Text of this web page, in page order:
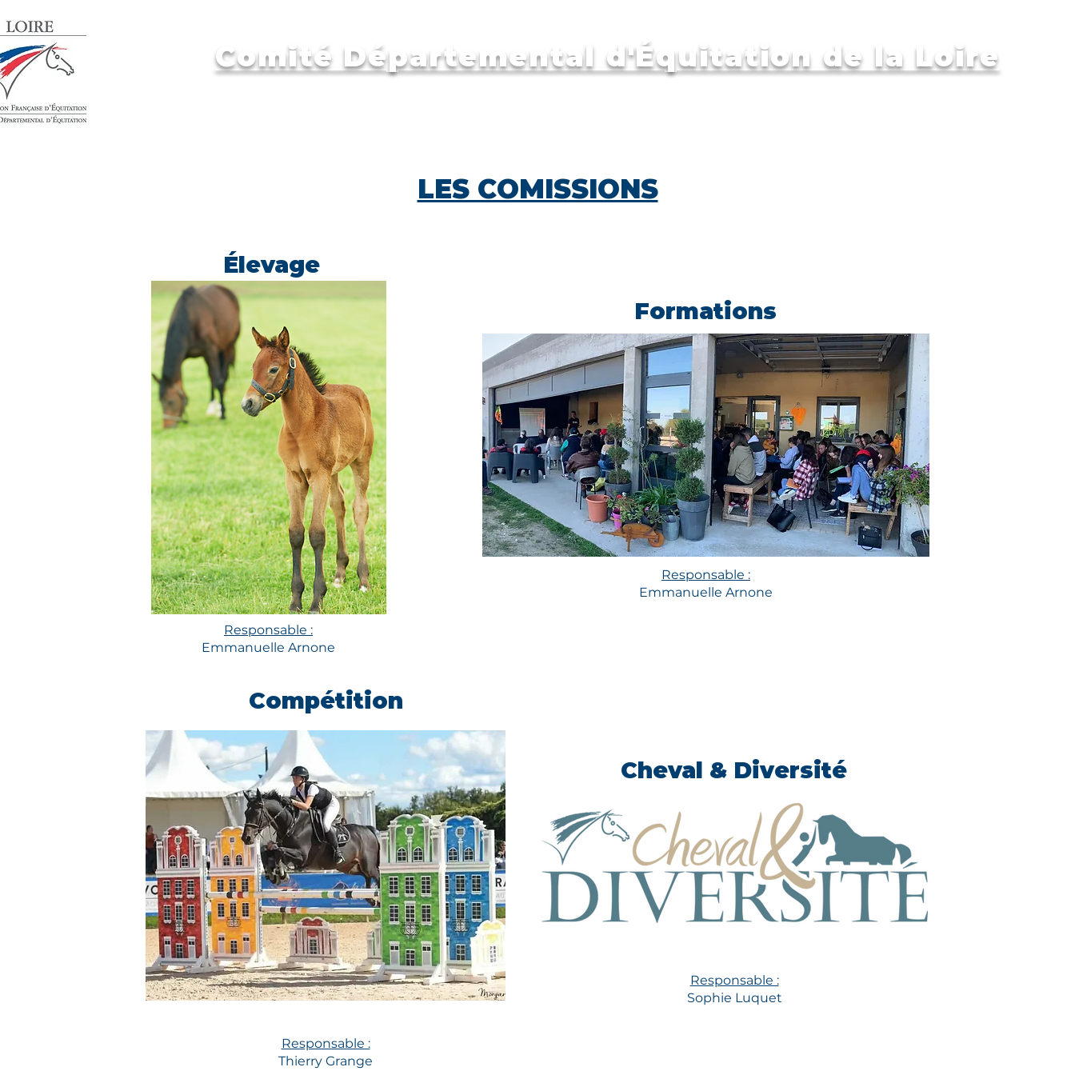
Comité Départemental d'Équitation de la Loire
LES COMISSIONS
Élevage
Formations
Responsable :
Emmanuelle Arnone
Responsable :
Emmanuelle Arnone
Compétition
Cheval & Diversité
Responsable :
Sophie Luquet
Responsable :
Thierry Grange